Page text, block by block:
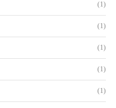
(1)
(1)
(1)
(1)
(1)